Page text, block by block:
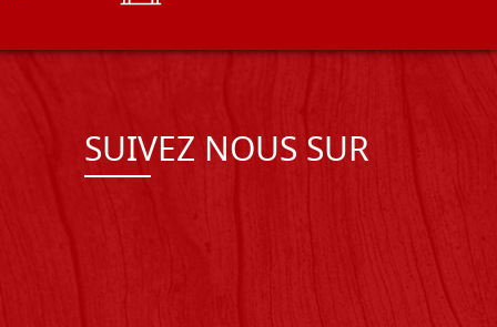
SUIVEZ NOUS SUR